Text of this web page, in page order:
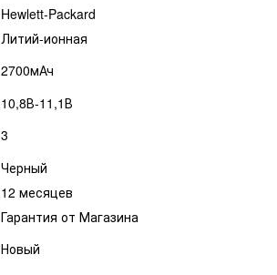
Hewlett-Packard
Литий-ионная
2700мАч
10,8В-11,1В
3
Черный
12 месяцев
Гарантия от Магазина
Новый